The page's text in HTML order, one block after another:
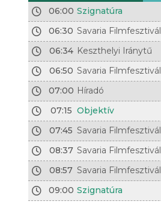
06:00 Szignatúra
06:30 Savaria Filmfesztivál
06:34 Keszthelyi Iránytű
06:50 Savaria Filmfesztivál
07:00 Híradó
07:15 Objektív
07:45 Savaria Filmfesztivál
08:37 Savaria Filmfesztivál
08:57 Savaria Filmfesztivál
09:00 Szignatúra